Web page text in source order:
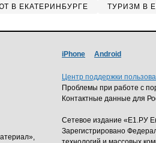
В ЕКАТЕРИНБУРГЕ ТУРИЗМ В
iPhone Android
Центр поддержки
Проблемы при работе с
Контактные данные для
Сетевое издание «Е1.РУ
Зарегистрировано